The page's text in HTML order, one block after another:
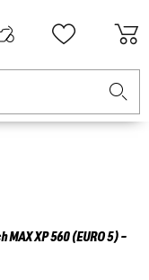
MAX XP 560 (EURO 5) -